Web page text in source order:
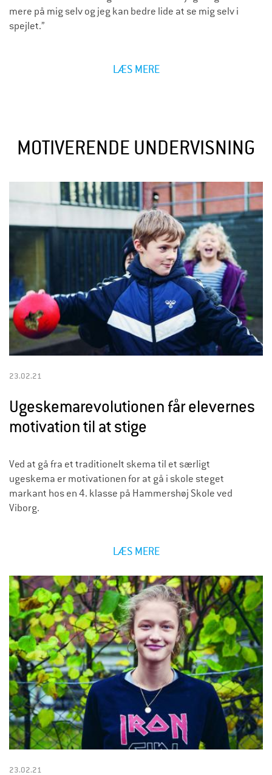
mere på mig selv og jeg kan bedre lide at se mig selv i
spejlet.”
LÆS MERE
MOTIVERENDE UNDERVISNING
23.02.21
Ugeskemarevolutionen får elevernes
motivation til at stige
Ved at gå fra et traditionelt skema til et særligt
ugeskema er motivationen for at gå i skole steget
markant hos en 4. klasse på Hammershøj Skole ved
Viborg.
LÆS MERE
23.02.21